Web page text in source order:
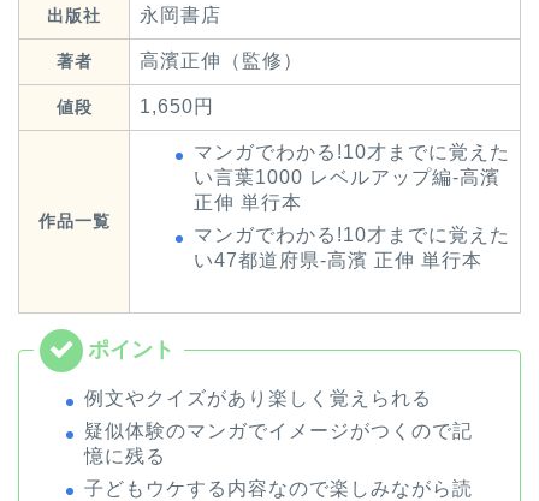
出版社 永岡書店
著者 高濱正伸（監修）
値段 1,650円
作品一覧
マンガでわかる!10才までに覚えた
い言葉1000 レベルアップ編-高濱
正伸 単行本
マンガでわかる!10才までに覚えた
い47都道府県-高濱 正伸 単行本
例文やクイズがあり楽しく覚えられる
疑似体験のマンガでイメージがつくので記
憶に残る
子どもウケする内容なので楽しみながら読